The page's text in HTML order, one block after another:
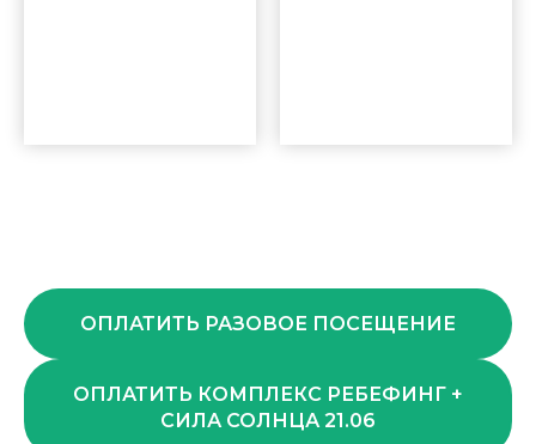
ОПЛАТИТЬ РАЗОВОЕ ПОСЕЩЕНИЕ
ОПЛАТИТЬ КОМПЛЕКС РЕБЕФИНГ +
СИЛА СОЛНЦА 21.06